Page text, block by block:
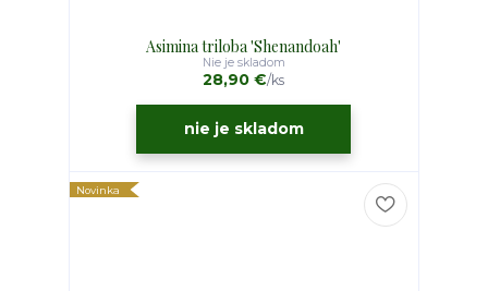
Asimina triloba 'Shenandoah'
28,90 €/ks
Nie je skladom
nie je skladom
Novinka